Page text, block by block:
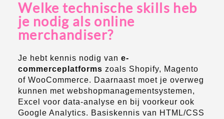
Welke technische skills heb
je nodig als online
merchandiser?
Je hebt kennis nodig van e-
commerceplatforms zoals Shopify, Magento
of WooCommerce. Daarnaast moet je overweg
kunnen met webshopmanagementsystemen,
Excel voor data-analyse en bij voorkeur ook
Google Analytics. Basiskennis van HTML/CSS